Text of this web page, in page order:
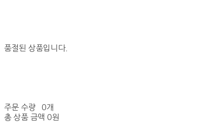
품절된 상품입니다.
주문 수량
0개
총 상품 금액 0원